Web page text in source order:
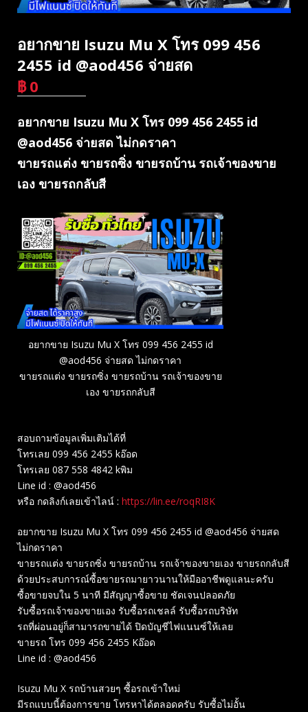
อยากขาย Isuzu Mu X โทร 099 456
2455 id @aod456 จ่ายสด
฿ 0
อยากขาย Isuzu Mu X โทร 099 456 2455 id
@aod456 จ่ายสด ไม่กดราคา
ขายรถแต่ง ขายรถซิ่ง ขายรถบ้าน รถเจ้าของขาย
เอง ขายรถกลับสี
อยากขาย Isuzu Mu X โทร 099 456 2455 id
@aod456 จ่ายสด ไม่กดราคา
ขายรถแต่ง ขายรถซิ่ง ขายรถบ้าน รถเจ้าของขาย
เอง ขายรถกลับสี
สอบถามข้อมูลเพิ่มเติมได้ที่
โทรเลย 099 456 2455 kอ๊อด
โทรเลย 087 558 4842 kพิม
Line id : @aod456
หรือ กดลิงก์เลยเข้าไลน์ : https://lin.ee/roqRI8K
อยากขาย Isuzu Mu X โทร 099 456 2455 id @aod456 จ่ายสด
ไม่กดราคา
ขายรถแต่ง ขายรถซิ่ง ขายรถบ้าน รถเจ้าของขายเอง ขายรถกลับสี
ด้วยประสบการณ์ซื้อขายรถมายาวนานให้มืออาชีพดูแลนะครับ
ซื้อขายจบใน 5 นาที มีสัญญาซื้อขาย ชัดเจนปลอดภัย
รับซื้อรถเจ้าของขายเอง รับซื้อรถเชลล์ รับซื้อรถบริษัท
รถที่ผ่อนอยู่ก็สามารถขายได้ ปิดบัญชีไฟแนนซ์ให้เลย
ขายรถ โทร 099 456 2455 Kอ๊อด
Line id : @aod456
Isuzu Mu X รถบ้านสวยๆ ซื้อรถเข้าใหม่
มีรถแบบนี้ต้องการขาย โทรหาได้ตลอดครับ รับซื้อไม่อั้น